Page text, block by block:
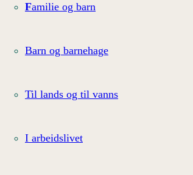
Familie og barn
Barn og barnehage
Til lands og til vanns
I arbeidslivet